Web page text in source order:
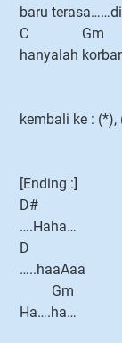
baru
C Gm
hanyalah
kembali ke : (*),
[Ending :]
D#
….Haha…
D
…..haaAaa
Gm
Ha….ha…